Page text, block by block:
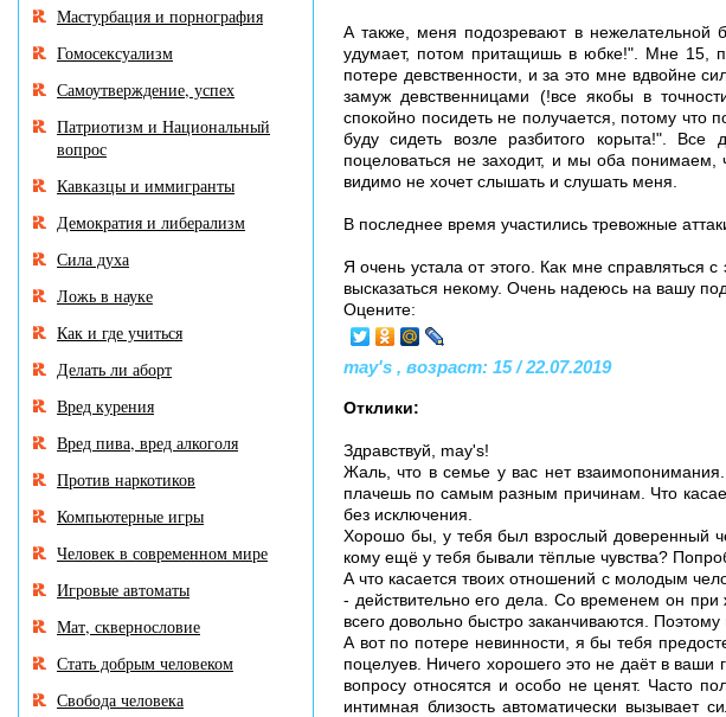
А также, меня подозревают в нежелательной
удумает, потом притащишь в юбке!". Мне 15,
потере девственности, и за это мне вдвойне
замуж девственницами (!все якобы в
спокойно посидеть не получается, потому что
буду сидеть возле разбитого корыта!".
поцеловаться не заходит, и мы оба
видимо не хочет слышать и слушать меня.
В последнее время участились тревожные
Я очень устала от этого. Как мне справляться
высказаться некому. Очень надеюсь на вашу
Оцените:
may's , возраст: 15 / 22.07.2019
Отклики:
Здравствуй, may's!
Жаль, что в семье у вас нет
плачешь по самым разным причинам. Что
без исключения.
Хорошо бы, у тебя был взрослый доверенный
кому ещё у тебя бывали тёплые чувства?
А что касается твоих отношений с молодым
- действительно его дела. Со временем он
всего довольно быстро заканчиваются.
А вот по потере невинности, я бы тебя
поцелуев. Ничего хорошего это не даёт в ваши
вопросу относятся и особо не ценят. Часто
интимная близость автоматически вызывает
Мастурбация и порнография
Гомосексуализм
Самоутверждение, успех
Патриотизм и Национальный
вопрос
Кавказцы и иммигранты
Демократия и либерализм
Сила духа
Ложь в науке
Как и где учиться
Делать ли аборт
Вред курения
Вред пива, вред алкоголя
Против наркотиков
Компьютерные игры
Человек в современном мире
Игровые автоматы
Мат, сквернословие
Стать добрым человеком
Свобода человека